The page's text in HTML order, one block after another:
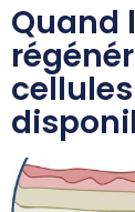
Quand